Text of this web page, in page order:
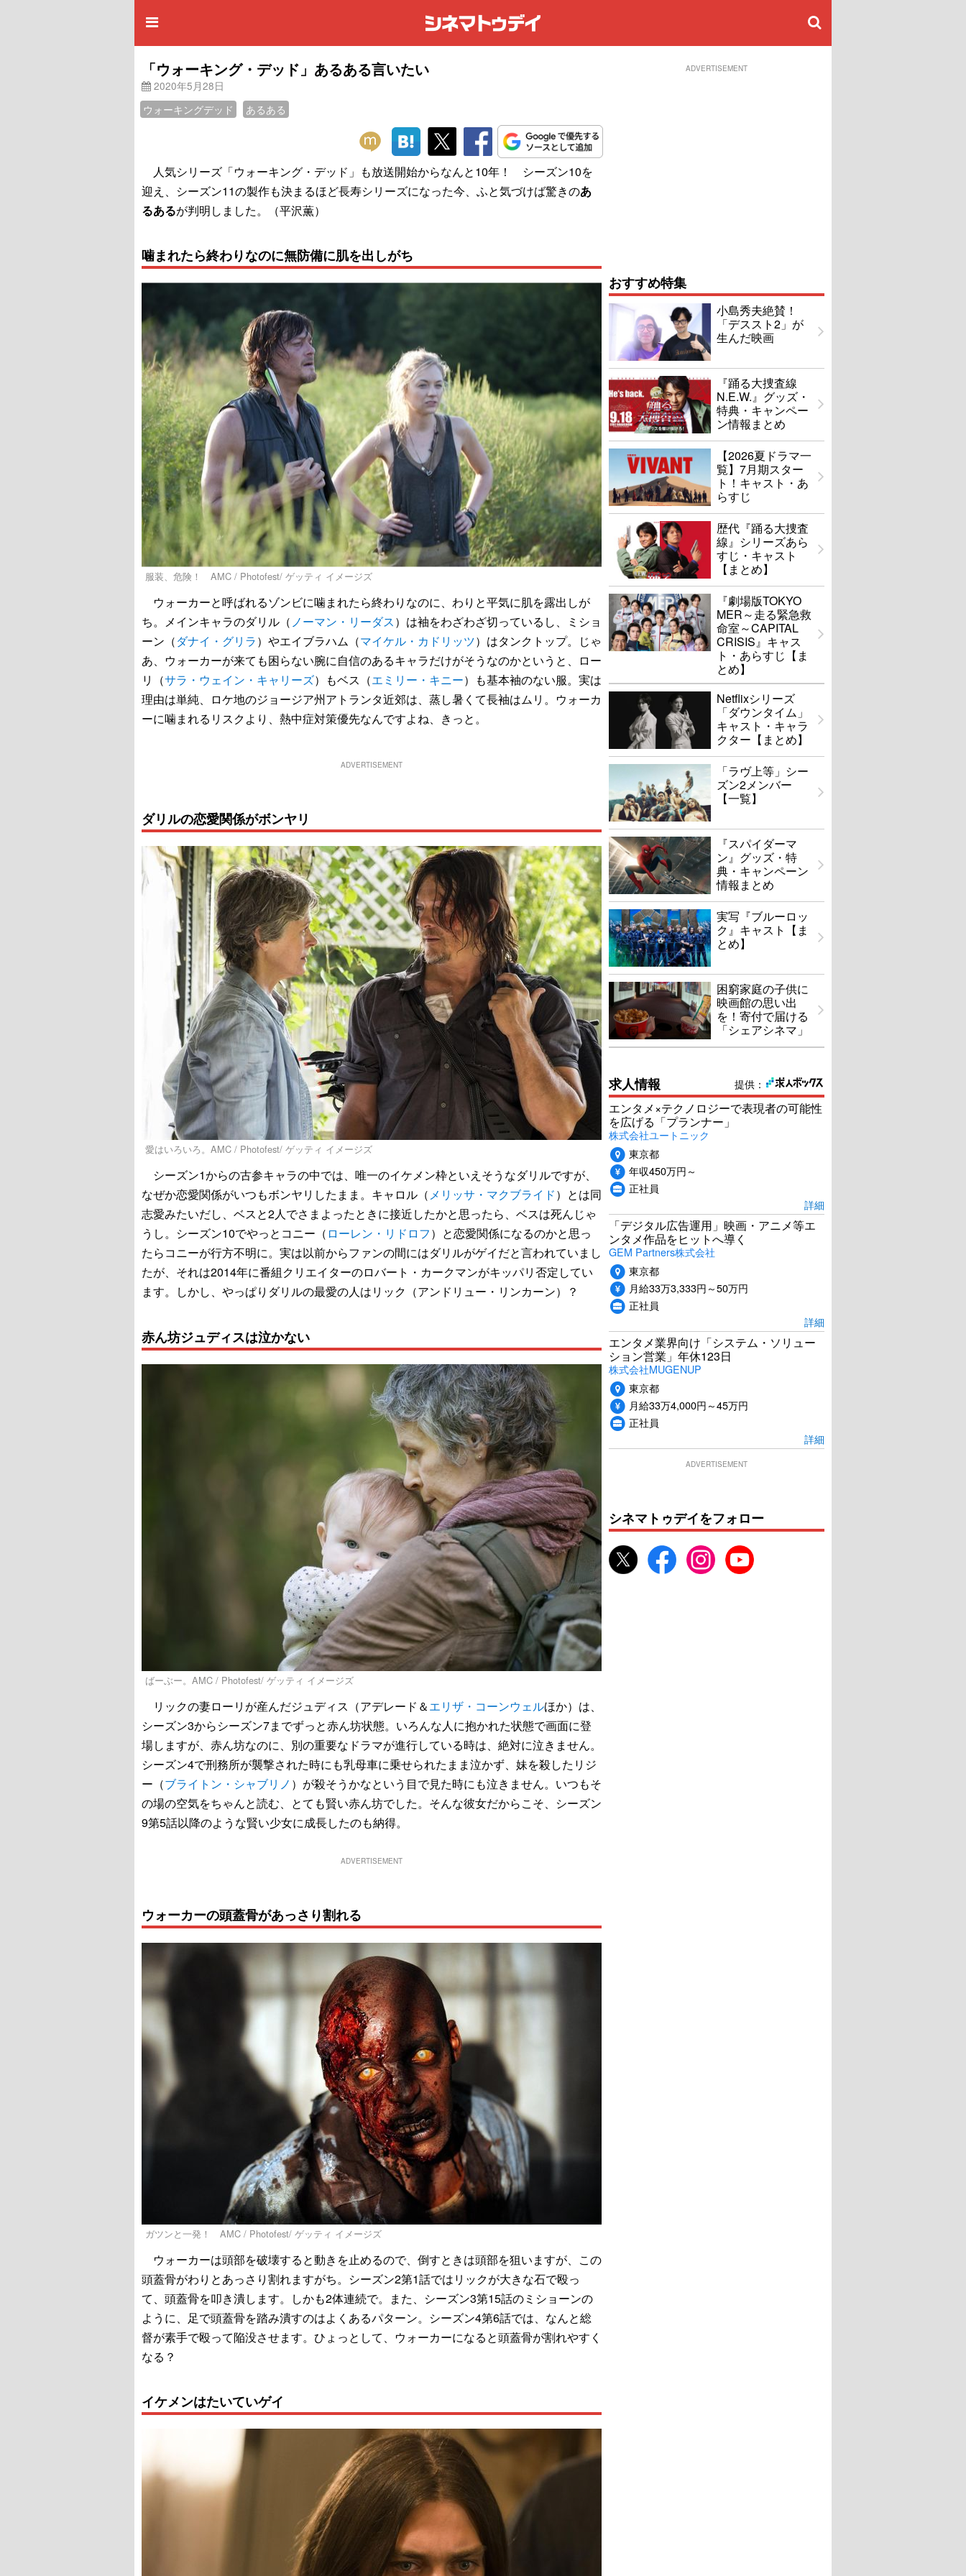
「ウォーキング・デッド」あるある言いたい
2020年5月28日
ウォーキングデッド
あるある
人気シリーズ「ウォーキング・デッド」も放送開始からなんと10年！ シーズン10を
迎え、シーズン11の製作も決まるほど長寿シリーズになった今、ふと気づけば驚きのあ
るあるが判明しました。（平沢薫）
噛まれたら終わりなのに無防備に肌を出しがち
服装、危険！ AMC / Photofest/ ゲッティ イメージズ
ウォーカーと呼ばれるゾンビに噛まれたら終わりなのに、わりと平気に肌を露出しが
ち。メインキャラのダリル（ ノーマン・リーダス）は袖をわざわざ切っているし、ミショ
ーン（ダナイ・グリラ）やエイブラハム（マイケル・カドリッツ）はタンクトップ。じゃ
あ、ウォーカーが来ても困らない腕に自信のあるキャラだけがそうなのかというと、ロー
リ（サラ・ウェイン・キャリーズ）もベス（エミリー・キニー）も基本袖のない服。実は
理由は単純、ロケ地のジョージア州アトランタ近郊は、蒸し暑くて長袖はムリ。ウォーカ
ーに噛まれるリスクより、熱中症対策優先なんですよね、きっと。
ADVERTISEMENT
ダリルの恋愛関係がボンヤリ
愛はいろいろ。AMC / Photofest/ ゲッティ イメージズ
シーズン1からの古参キャラの中では、唯一のイケメン枠といえそうなダリルですが、
なぜか恋愛関係がいつもボンヤリしたまま。キャロル（メリッサ・マクブライド）とは同
志愛みたいだし、ベスと2人でさまよったときに接近したかと思ったら、ベスは死んじゃ
うし。シーズン10でやっとコニー（ ローレン・リドロフ）と恋愛関係になるのかと思っ
たらコニーが行方不明に。実は以前からファンの間にはダリルがゲイだと言われていまし
たが、それは2014年に番組クリエイターのロバート・カークマンがキッパリ否定してい
ます。しかし、やっぱりダリルの最愛の人はリック（アンドリュー・リンカーン）？
赤ん坊ジュディスは泣かない
ばーぶー。AMC / Photofest/ ゲッティ イメージズ
リックの妻ローリが産んだジュディス（アデレード＆エリザ・コーンウェルほか）は、
シーズン3からシーズン7までずっと赤ん坊状態。いろんな人に抱かれた状態で画面に登
場しますが、赤ん坊なのに、別の重要なドラマが進行している時は、絶対に泣きません。
シーズン4で刑務所が襲撃された時にも乳母車に乗せられたまま泣かず、妹を殺したリジ
ー（ブライトン・シャブリノ ）が殺そうかなという目で見た時にも泣きません。いつもそ
の場の空気をちゃんと読む、とても賢い赤ん坊でした。そんな彼女だからこそ、シーズン
9第5話以降のような賢い少女に成長したのも納得。
ADVERTISEMENT
ウォーカーの頭蓋骨があっさり割れる
ガツンと一発！ AMC / Photofest/ ゲッティ イメージズ
ウォーカーは頭部を破壊すると動きを止めるので、倒すときは頭部を狙いますが、この
頭蓋骨がわりとあっさり割れますがち。シーズン2第1話ではリックが大きな石で殴っ
て、頭蓋骨を叩き潰します。しかも2体連続で。また、シーズン3第15話のミショーンの
ように、足で頭蓋骨を踏み潰すのはよくあるパターン。シーズン4第6話では、なんと総
督が素手で殴って陥没させます。ひょっとして、ウォーカーになると頭蓋骨が割れやすく
なる？
イケメンはたいていゲイ
ADVERTISEMENT
おすすめ特集
小島秀夫絶賛！
「デススト2」が
生んだ映画
『踊る大捜査線
N.E.W.』グッズ・
特典・キャンペー
ン情報まとめ
【2026夏ドラマ一
覧】7月期スター
ト！キャスト・あ
らすじ
歴代『踊る大捜査
線』シリーズあら
すじ・キャスト
【まとめ】
『劇場版TOKYO
MER～走る緊急救
命室～CAPITAL
CRISIS』キャス
ト・あらすじ【ま
とめ】
Netflixシリーズ
「ダウンタイム」
キャスト・キャラ
クター【まとめ】
「ラヴ上等」シー
ズン2メンバー
【一覧】
『スパイダーマ
ン』グッズ・特
典・キャンペーン
情報まとめ
実写『ブルーロッ
ク』キャスト【ま
とめ】
困窮家庭の子供に
映画館の思い出
を！寄付で届ける
「シェアシネマ」
提供：
求人情報
エンタメ×テクノロジーで表現者の可能性
を広げる「プランナー」
株式会社ユートニック
東京都
年収450万円～
正社員
詳細
「デジタル広告運用」映画・アニメ等エ
ンタメ作品をヒットへ導く
GEM Partners株式会社
東京都
月給33万3,333円～50万円
正社員
詳細
エンタメ業界向け「システム・ソリュー
ション営業」年休123日
株式会社MUGENUP
東京都
月給33万4,000円～45万円
正社員
詳細
ADVERTISEMENT
シネマトゥデイをフォロー